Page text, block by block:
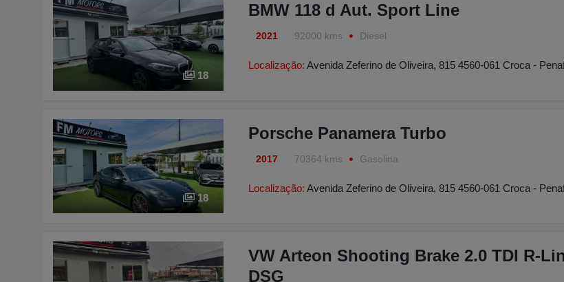
18
BMW 118 d Aut. Sport Line
2021 92000 kms Diesel
Localização: Avenida Zeferino de Oliveira, 815 4560-061 Croca -
18
Porsche Panamera Turbo
2017 70364 kms Gasolina
Localização: Avenida Zeferino de Oliveira, 815 4560-061 Croca -
VW Arteon Shooting Brake 2.0 TDI R-
DSG